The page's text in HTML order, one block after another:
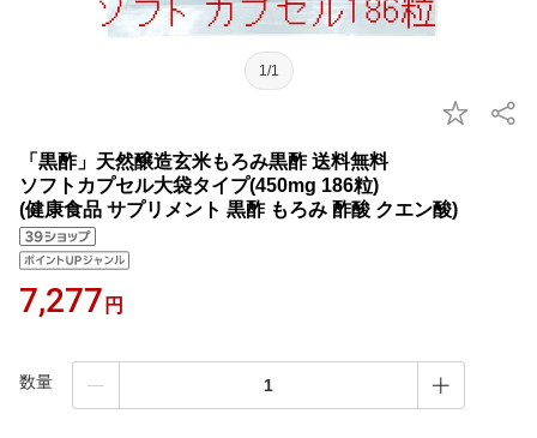
1/1
「黒酢」天然醸造玄米もろみ黒酢 送料無料
ソフトカプセル大袋タイプ(450mg 186粒)
(健康食品 サプリメント 黒酢 もろみ 酢酸 クエン酸)
7,277 円
数量